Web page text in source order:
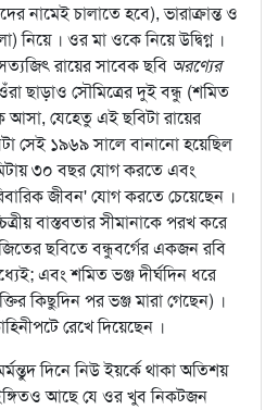
নামেই চালাতে হবে), ভারাক্রান্ত ও
নিয়ে । ওর মা ওকে নিয়ে উদ্বিগ্ন ।
রায়ের সাবেক ছবি অরণ্যের
ছাড়াও সৌমিত্রের দুই বন্ধু (শমিত
যেহেতু এই ছবিটা রায়ের
সেই ১৯৬৯ সালে বানানো হয়েছিল
৩০ বছর যোগ করতে এবং
জীবন' যোগ করতে চেয়েছেন ।
বাস্তবতার সীমানাকে পরখ করে
ছবিতে বন্ধুবর্গের একজন রবি
এবং শমিত ভঞ্জ দীর্ঘদিন ধরে
কিছুদিন পর ভঞ্জ মারা গেছেন) ।
রেখে দিয়েছেন ।
দিনে নিউ ইয়র্কে থাকা অতিশয়
আছে যে ওর খুব নিকটজন